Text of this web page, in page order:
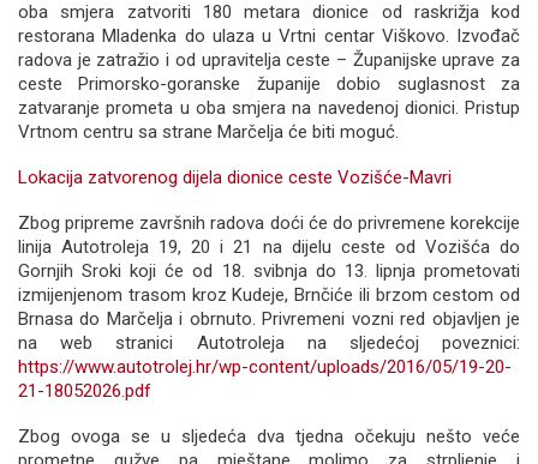
oba smjera zatvoriti 180 metara dionice od raskrižja kod
restorana Mladenka do ulaza u Vrtni centar Viškovo. Izvođač
radova je zatražio i od upravitelja ceste – Županijske uprave za
ceste Primorsko-goranske županije dobio suglasnost za
zatvaranje prometa u oba smjera na navedenoj dionici. Pristup
Vrtnom centru sa strane Marčelja će biti moguć.
Lokacija zatvorenog dijela dionice ceste Vozišće-Mavri
Zbog pripreme završnih radova doći će do privremene korekcije
linija Autotroleja 19, 20 i 21 na dijelu ceste od Vozišća do
Gornjih Sroki koji će od 18. svibnja do 13. lipnja prometovati
izmijenjenom trasom kroz Kudeje, Brnčiće ili brzom cestom od
Brnasa do Marčelja i obrnuto. Privremeni vozni red objavljen je
na web stranici Autotroleja na sljedećoj poveznici:
https://www.autotrolej.hr/wp-content/uploads/2016/05/19-20-
21-18052026.pdf
Zbog ovoga se u sljedeća dva tjedna očekuju nešto veće